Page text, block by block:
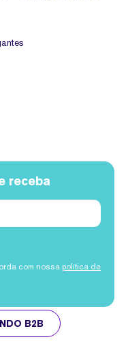
receba
com nossa política de
B2B